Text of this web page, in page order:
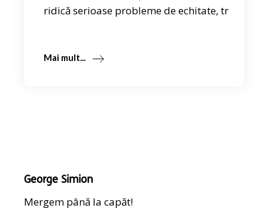
ridică serioase probleme de echitate, tr
Mai mult...
George Simion
Mergem până la capăt!